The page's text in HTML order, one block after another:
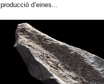
producció d’eines...